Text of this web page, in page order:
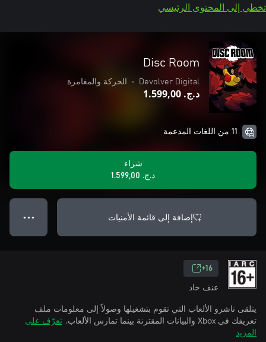
تخطي إلى المحتوى الرئيسي
Disc Room
Devolver Digital
• الحركة والمغامرة
د.ج.‏ 1.599,00
11 من اللغات المدعمة
شراء
د.ج.‏ 1.599,00
إضافة إلى قائمة الأمنيات ● ● ●
16+
عنف حاد
يتلقى ناشرو الألعاب التي تقوم بتشغيلها وصولاً إلى معلومات ملف
تعريفك في Xbox والبيانات المقترنة بينما تمارس الألعاب.
تعرّف على
المزيد